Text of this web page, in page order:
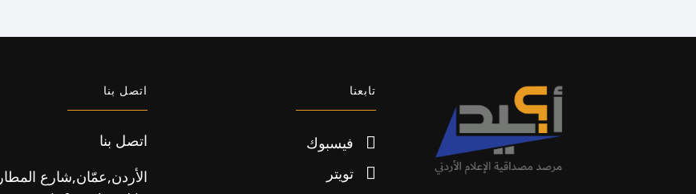
تابعنا
فيسبوك
تويتر
اتصل بنا
اتصل بنا
الأردن,عمّان,شارع المطار